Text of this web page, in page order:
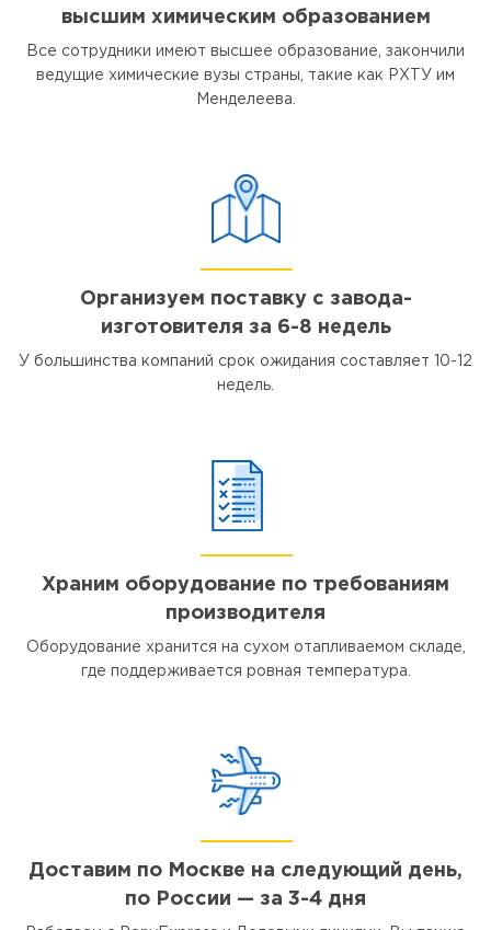
высшим химическим образованием
Все сотрудники имеют высшее образование, закончили
ведущие химические вузы страны, такие как РХТУ им
Менделеева.
Организуем поставку с завода-
изготовителя за 6-8 недель
У большинства компаний срок ожидания составляет 10-12
недель.
Храним оборудование по требованиям
производителя
Оборудование хранится на сухом отапливаемом складе,
где поддерживается ровная температура.
Доставим по Москве на следующий день,
по России — за 3-4 дня